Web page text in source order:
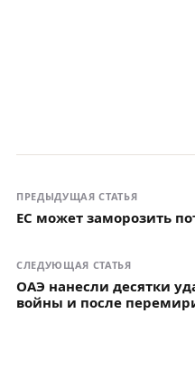
ПРЕДЫДУЩАЯ СТАТЬЯ
ЕС может заморозить
СЛЕДУЮЩАЯ СТАТЬЯ
ОАЭ нанесли десятки
войны и после